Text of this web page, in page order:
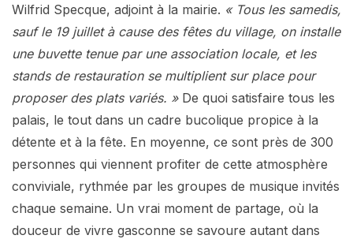
Wilfrid Specque, adjoint à la mairie. « Tous les samedis,
sauf le 19 juillet à cause des fêtes du village, on installe
une buvette tenue par une association locale, et les
stands de restauration se multiplient sur place pour
proposer des plats variés. »De quoi satisfaire tous les
palais, le tout dans un cadre bucolique propice à la
détente et à la fête. En moyenne, ce sont près de 300
personnes qui viennent profiter de cette atmosphère
conviviale, rythmée par les groupes de musique invités
chaque semaine. Un vrai moment de partage, où la
douceur de vivre gasconne se savoure autant dans